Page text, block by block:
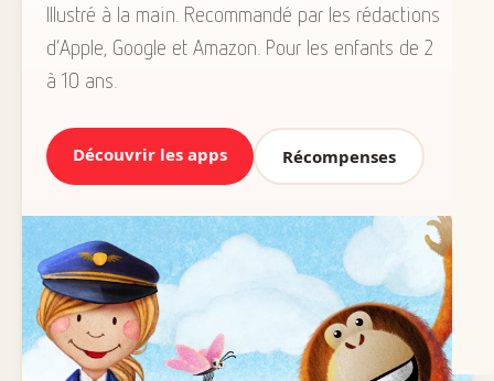
Illustré à la main. Recommandé par les rédactions
d’Apple, Google et Amazon. Pour les enfants de 2
à 10 ans.
Découvrir les apps Récompenses